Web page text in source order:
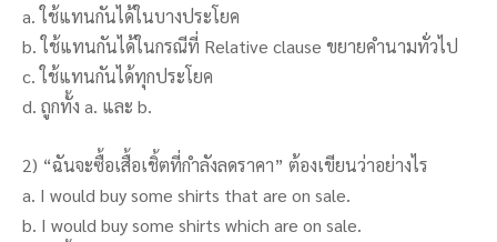
a. ใช้แทนกันได้ในบางประโยค
b. ใช้แทนกันได้ในกรณีที่ Relative clause ขยายคำนามทั่วไป
c. ใช้แทนกันได้ทุกประโยค
d. ถูกทั้ง a. และ b.
2) “ฉันจะซื้อเสื้อเชิ้ตที่กำลังลดราคา” ต้องเขียนว่าอย่างไร
a. I would buy some shirts that are on sale.
b. I would buy some shirts which are on sale.